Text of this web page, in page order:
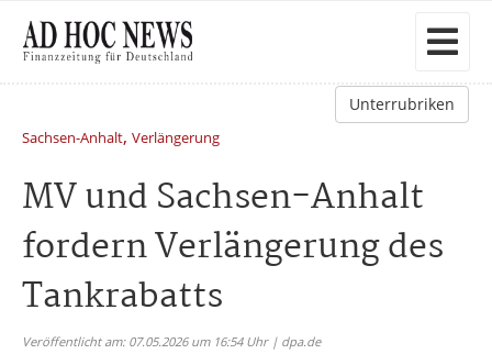
Unterrubriken
Sachsen-Anhalt, Verlängerung
MV und Sachsen-Anhalt
fordern Verlängerung des
Tankrabatts
Veröffentlicht am: 07.05.2026 um 16:54 Uhr | dpa.de